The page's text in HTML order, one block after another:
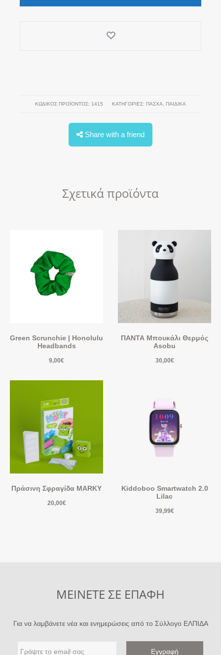
ΚΩΔΙΚΌΣ ΠΡΟΪΌΝΤΟΣ: 1415 ΚΑΤΗΓΟΡΊΕΣ: ΠΆΣΧΑ ΠΑΙΔΙΚΑ
Share with a friend
Σχετικά προϊόντα
Green Scrunchie | Honolulu
Headbands
9,00€
ΠΑΝΤΑ Μπουκάλι Θερμός
Asobu
30,00€
Πράσινη Σφραγίδα MARKY
20,00€
Kiddoboo Smartwatch 2.0
Lilac
39,99€
ΜΕΙΝΕΤΕ ΣΕ ΕΠΑΦΗ
Για να λαμβάνετε νέα και ενημερώσεις από το Σύλλογο ΕΛΠΙΔΑ